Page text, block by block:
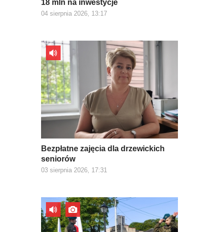
18 mln na inwestycje
04 sierpnia 2026, 13:17
Bezpłatne zajęcia dla drzewickich
seniorów
03 sierpnia 2026, 17:31